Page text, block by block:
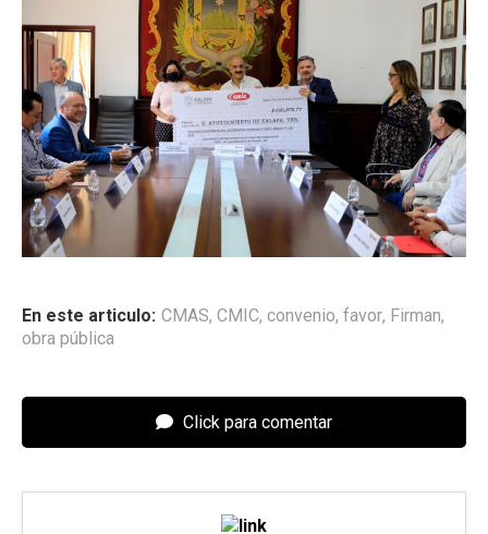
En este articulo: CMAS, CMIC, convenio, favor, Firman,
obra pública
Click para comentar